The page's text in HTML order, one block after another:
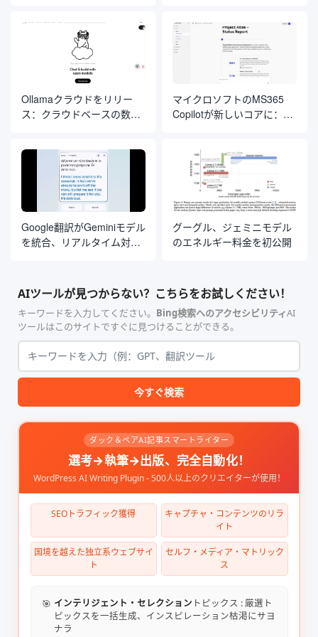
Ollamaクラウドをリリー
ス：クラウドベースの数千
マイクロソフトのMS365
Copilotが新しいコアに：
Google翻訳がGeminiモデル
を統合、リアルタイム対話
始
グーグル、ジェミニモデル
のエネルギー料金を初公開
AIツールが見つからない？こちらをお試しください！
キーワードを入力してください。 Bing検索へのアクセシビリティAI
ツールはこのサイトですぐに見つけることができる。
今すぐ検索
ダック＆ペアAI記事スマートライター
選考→執筆→出版、完全自動化！
WordPress AI Writing Plugin - 500人以上のクリエイターが使用！
SEOトラフィック獲得
キャプチャ・コンテンツのリラ
イト
国境を越えた独立系ウェブサイ
ト
セルフ・メディア・マトリック
ス
🎯 インテリジェント・セレクション トピックス : 厳選ト
ピックスを一括生成、インスピレーション枯渇にサヨ
ナラ